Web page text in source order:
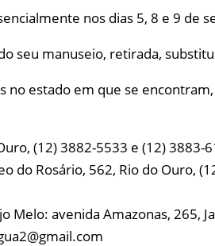
nos dias 5, 8 e 9 de
seu manuseio, retirada,
no estado em que se
(12) 3882-5533 e (12)
do Rosário, 562, Rio do Ouro,
Melo: avenida Amazonas,